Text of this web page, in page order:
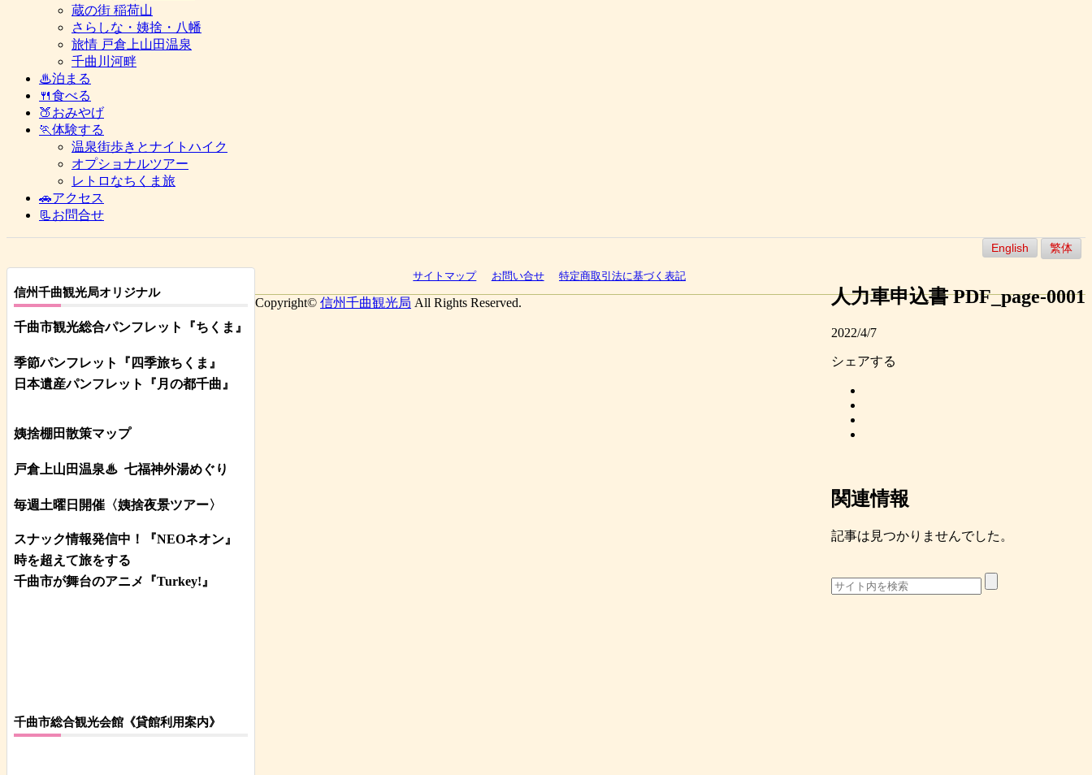
蔵の街 稲荷山
さらしな・姨捨・八幡
旅情 戸倉上山田温泉
千曲川河畔
♨泊まる
🍴食べる
🍑おみやげ
🏃体験する
温泉街歩きとナイトハイク
オプショナルツアー
レトロなちくま旅
🚗アクセス
📃お問合せ
English 繁体
人力車申込書 PDF_page-0001
2022/4/7
シェアする
関連情報
記事は見つかりませんでした。
信州千曲観光局オリジナル
千曲市観光総合パンフレット 『ちくま』
季節パンフレット『四季旅ちくま』
日本遺産パンフレット
『月の都千曲』
姨捨棚田散策マップ
戸倉上山田温泉♨ 七福神外湯めぐり
毎週土曜日開催〈姨捨夜景ツアー〉
スナック情報発信中！『NEOネオン』
時を超えて旅をする
千曲市が舞台のアニメ『Turkey!』
千曲市総合観光会館《貸館利用案内》
サイトマップ お問い合せ 特定商取引法に基づく表記
Copyright© 信州千曲観光局 All Rights Reserved.